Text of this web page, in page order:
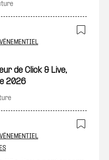
de Click & Live,
2026